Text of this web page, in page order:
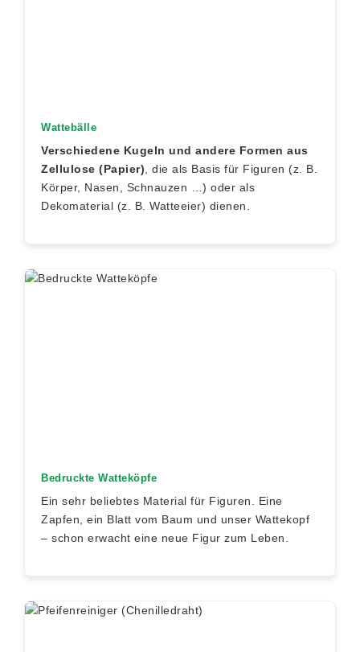
Wattebälle
Verschiedene Kugeln und andere Formen aus
Zellulose (Papier), die als Basis für Figuren (z. B.
Körper, Nasen, Schnauzen …) oder als
Dekomaterial (z. B. Watteeier) dienen.
Bedruckte Watteköpfe
Ein sehr beliebtes Material für Figuren. Eine
Zapfen, ein Blatt vom Baum und unser Wattekopf
– schon erwacht eine neue Figur zum Leben.